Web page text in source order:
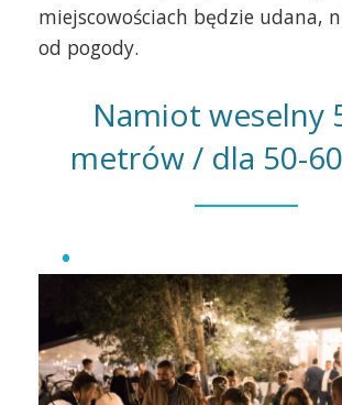
miejscowościach będzie udana,
od pogody.
Namiot weselny
metrów / dla 50-